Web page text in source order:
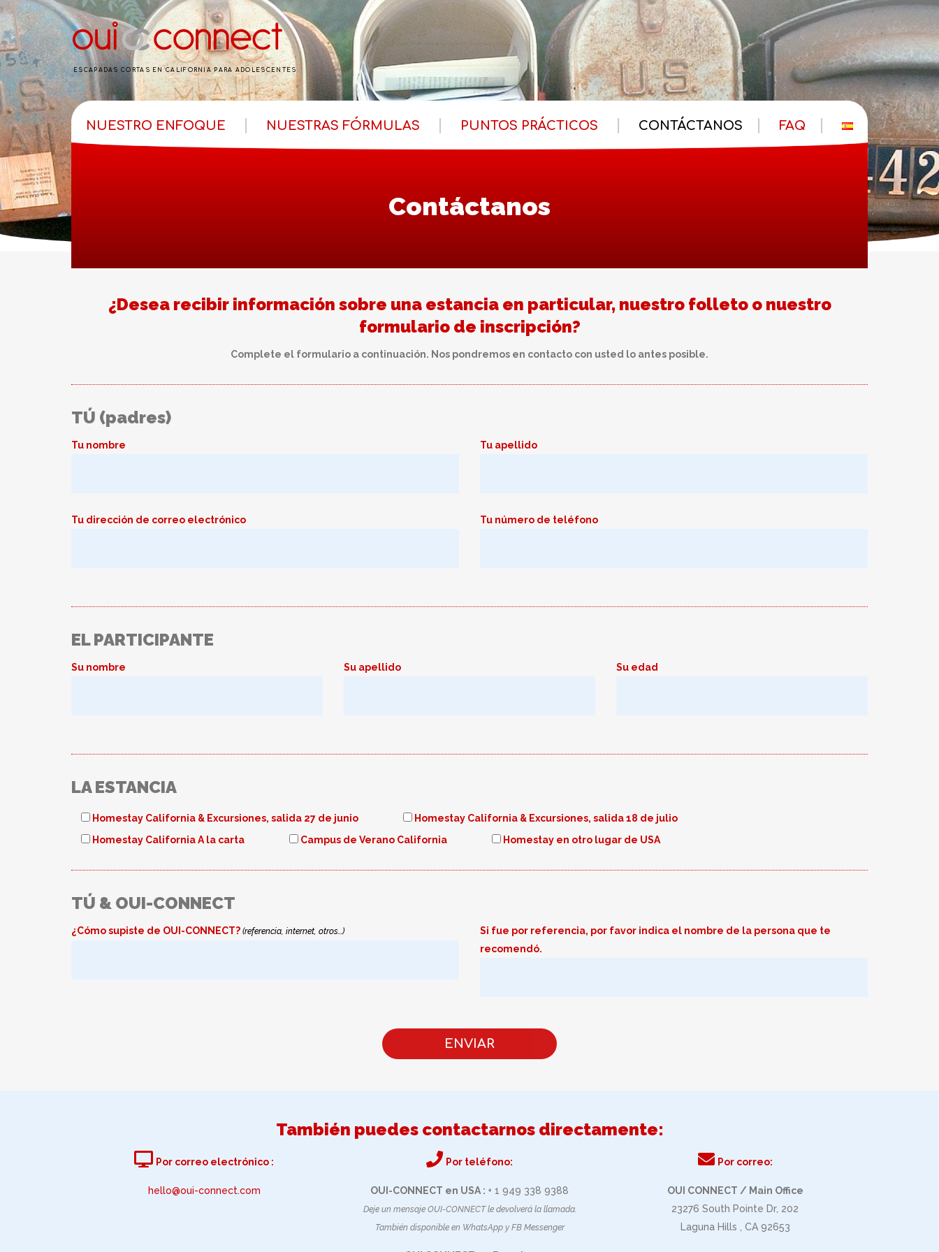
ESCAPADAS CORTAS EN CALIFORNIA PARA ADOLESCENTES
NUESTRO ENFOQUE NUESTRAS FÓRMULAS PUNTOS PRÁCTICOS CONTÁCTANOS FAQ
Contáctanos
¿Desea recibir información sobre una estancia en particular, nuestro folleto o nuestro
formulario de inscripción?
Complete el formulario a continuación. Nos pondremos en contacto con usted lo antes posible.
TÚ (padres)
Tu nombre Tu apellido
Tu dirección de correo electrónico Tu número de teléfono
EL PARTICIPANTE
Su nombre Su apellido Su edad
LA ESTANCIA
Homestay California & Excursiones, salida 27 de junio
Homestay California & Excursiones, salida 18 de julio
Homestay California A la carta
Campus de Verano California Homestay en otro lugar de USA
TÚ & OUI-CONNECT
¿Cómo supiste de OUI-CONNECT? (referencia, internet, otros...)
Si fue por referencia, por favor indica el nombre de la persona que te
recomendó.
También puedes contactarnos directamente:
Por correo electrónico :
hello@oui-connect.com
Por teléfono:
OUI-CONNECT en USA : + 1 949 338 9388
Deje un mensaje OUI-CONNECT le devolverá la llamada.
También disponible en WhatsApp y FB Messenger
Por correo:
OUI CONNECT / Main Office
23276 South Pointe Dr, 202
Laguna Hills , CA 92653